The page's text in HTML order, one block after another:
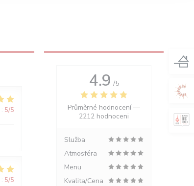
: 5/5
: 5/5
4.9 /5
Průměrné hodnocení —
2212 hodnoceni
Služba
Atmosféra
Menu
Kvalita/Cena